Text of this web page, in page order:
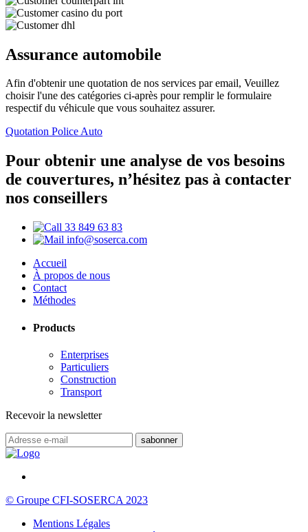
Assurance automobile
Afin d'obtenir une quotation de nos services par email, Veuillez
choisir l'une des catégories ci-après pour remplir le formulaire
respectif du véhicule que vous souhaitez assurer.
Quotation Police Auto
Pour obtenir une analyse de vos besoins
de couvertures, n’hésitez pas à contacter
nos conseillers
33 849 63 83
info@soserca.com
Accueil
À propos de nous
Contact
Méthodes
Products
Enterprises
Particuliers
Construction
Transport
Recevoir la newsletter
© Groupe CFI-SOSERCA 2023
Mentions Légales